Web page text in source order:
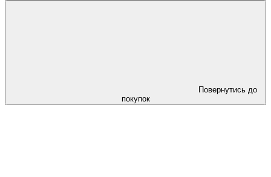
Повернутись до
покупок